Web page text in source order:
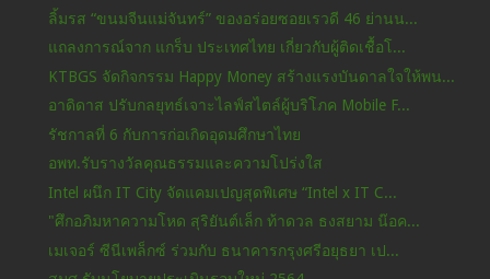
ลิ้มรส “ขนมจีนแม่จันทร์” ของอร่อยซอยเรวดี 46 ย่านน...
แถลงการณ์จาก แกร็บ ประเทศไทย เกี่ยวกับผู้ติดเชื้อโ...
KTBGS จัดกิจกรรม Happy Money สร้างแรงบันดาลใจให้พน...
อาดิดาส ปรับกลยุทธ์เจาะไลฟ์สไตล์ผู้บริโภค Mobile F...
รัชกาลที่ 6 กับการก่อเกิดอุดมศึกษาไทย
อพท.รับรางวัลคุณธรรมและความโปร่งใส
Intel ผนึก IT City จัดแคมเปญสุดพิเศษ “Intel x IT C...
"ศึกอภิมหาความโหด สุริยันต์เล็ก ท้าดวล ธงสยาม น๊อค...
เมเจอร์ ซีนีเพล็กซ์ ร่วมกับ ธนาคารกรุงศรีอยุธยา เป...